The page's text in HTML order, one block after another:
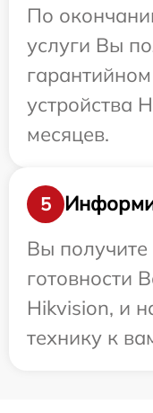
По
услуги Вы
устройства
месяцев.
5
Вы
готовности
Hikvision, и
технику к